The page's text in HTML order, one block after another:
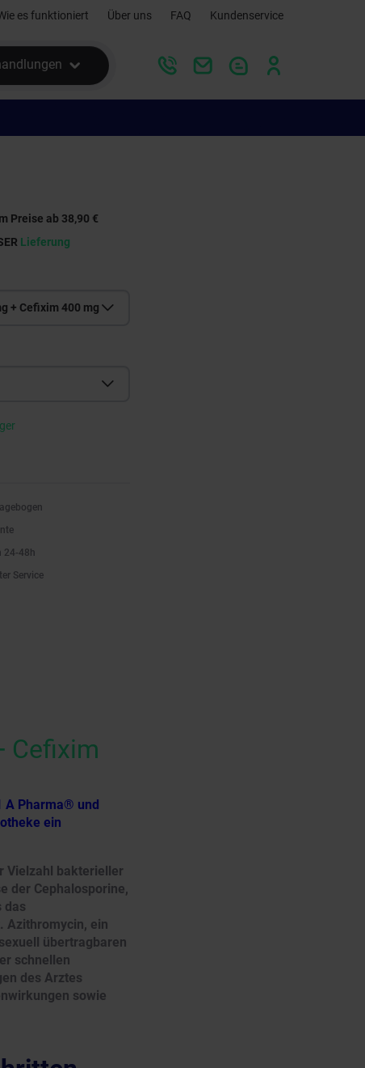
es funktioniert Über uns FAQ Kundenservice
Preise ab 38,90 €
Lieferung
+ Cefixim 400 mg
24-48h
Service
Cefixim
A Pharma® und
ein
Vielzahl bakterieller
der Cephalosporine,
das
Azithromycin, ein
übertragbaren
schnellen
des Arztes
sowie